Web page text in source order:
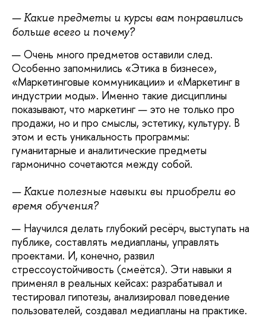
— Какие предметы и курсы вам понравились
больше всего и почему?
— Очень много предметов оставили след.
Особенно запомнились «Этика в бизнесе»,
«Маркетинговые коммуникации» и «Маркетинг в
индустрии моды». Именно такие дисциплины
показывают, что маркетинг — это не только про
продажи, но и про смыслы, эстетику, культуру. В
этом и есть уникальность программы:
гуманитарные и аналитические предметы
гармонично сочетаются между собой.
— Какие полезные навыки вы приобрели во
время обучения?
— Научился делать глубокий ресёрч, выступать на
публике, составлять медиапланы, управлять
проектами. И, конечно, развил
стрессоустойчивость (смеётся). Эти навыки я
применял в реальных кейсах: разрабатывал и
тестировал гипотезы, анализировал поведение
пользователей, создавал медиапланы на практике.